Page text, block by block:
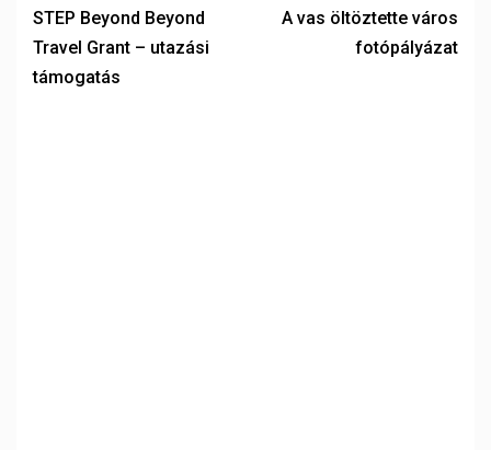
STEP Beyond Beyond
Travel Grant – utazási
támogatás
A vas öltöztette város
fotópályázat